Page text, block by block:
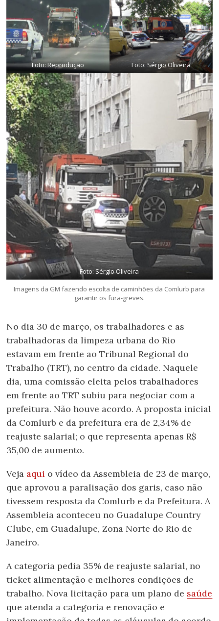
Foto: Reprodução Foto: Sérgio Oliveira
Foto: Sérgio Oliveira
Imagens da GM fazendo escolta de caminhões da Comlurb para
garantir os fura-greves.
No dia 30 de março, os trabalhadores e as
trabalhadoras da limpeza urbana do Rio
estavam em frente ao Tribunal Regional do
Trabalho (TRT), no centro da cidade. Naquele
dia, uma comissão eleita pelos trabalhadores
em frente ao TRT subiu para negociar com a
prefeitura. Não houve acordo. A proposta inicial
da Comlurb e da prefeitura era de 2,34% de
reajuste salarial; o que representa apenas R$
35,00 de aumento.
Veja aqui o vídeo da Assembleia de 23 de março,
que aprovou a paralisação dos garis, caso não
tivessem resposta da Comlurb e da Prefeitura. A
Assembleia aconteceu no Guadalupe Country
Clube, em Guadalupe, Zona Norte do Rio de
Janeiro.
A categoria pedia 35% de reajuste salarial, no
ticket alimentação e melhores condições de
trabalho. Nova licitação para um plano de saúde
que atenda a categoria e renovação e